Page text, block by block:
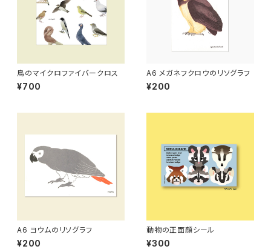
鳥のマイクロファイバークロス
¥700
A6 メガネフクロウのリソグラフ
¥200
A6 ヨウムのリソグラフ
¥200
動物の正面顔シール
¥300